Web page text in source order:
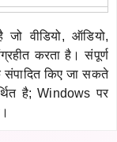
वीडियो, ऑडियो,
करता है। संपूर्ण
किए जा सकते
है; Windows पर